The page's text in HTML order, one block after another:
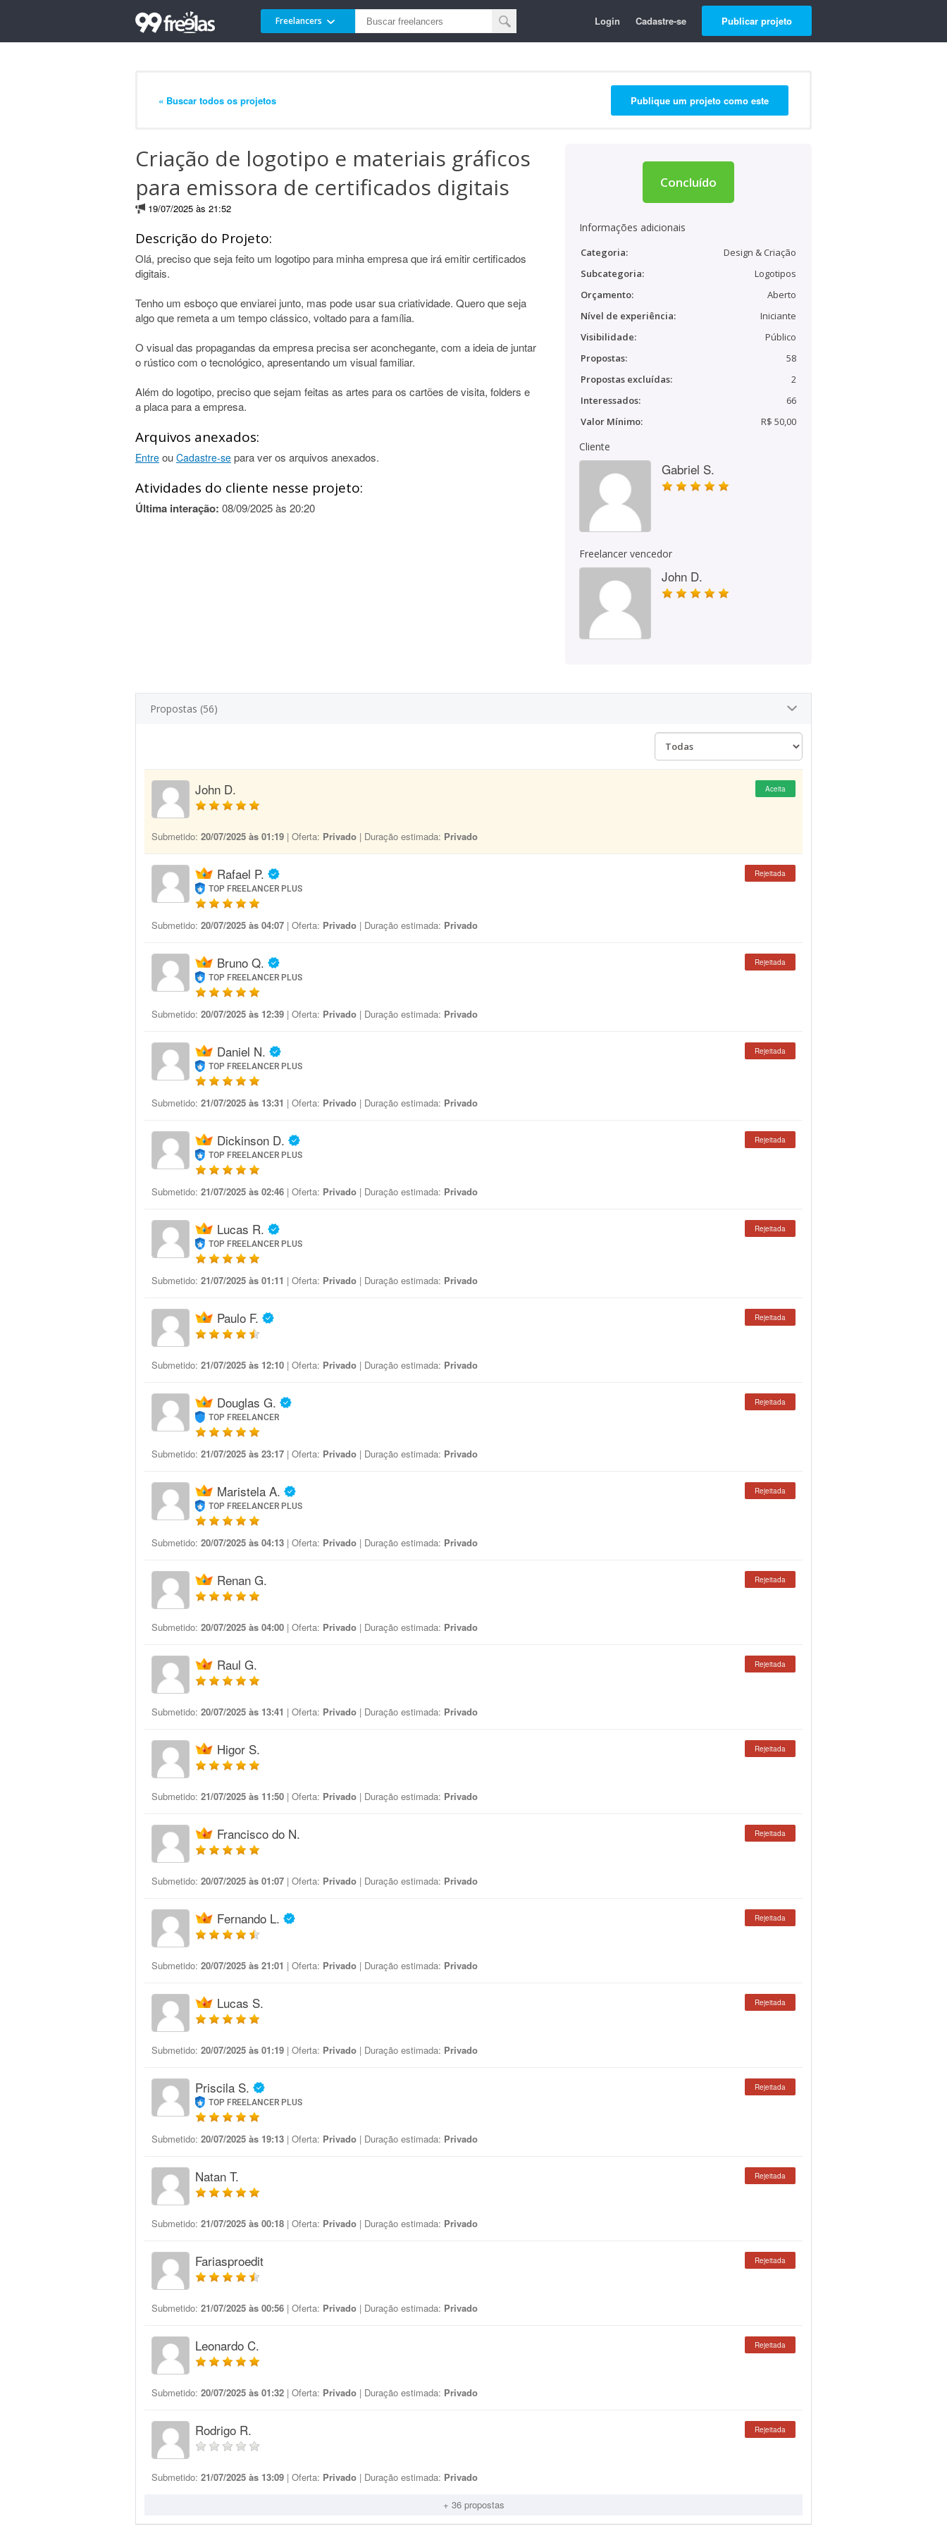
Freelancers Login Cadastre-se Publicar projeto
« Buscar todos os projetos Publique um projeto como este
Criação de logotipo e materiais gráficos
para emissora de certificados digitais
19/07/2025 às 21:52
Descrição do Projeto:
Olá, preciso que seja feito um logotipo para minha empresa que irá emitir certificados
digitais.
Tenho um esboço que enviarei junto, mas pode usar sua criatividade. Quero que seja
algo que remeta a um tempo clássico, voltado para a família.
O visual das propagandas da empresa precisa ser aconchegante, com a ideia de juntar
o rústico com o tecnológico, apresentando um visual familiar.
Além do logotipo, preciso que sejam feitas as artes para os cartões de visita, folders e
a placa para a empresa.
Arquivos anexados:
Entre ou Cadastre-se para ver os arquivos anexados.
Atividades do cliente nesse projeto:
Última interação: 08/09/2025 às 20:20
Concluído
Informações adicionais
Categoria:
Design & Criação
Subcategoria:
Logotipos
Orçamento:
Aberto
Nível de experiência:
Iniciante
Visibilidade:
Público
Propostas:
58
Propostas excluídas:
2
Interessados:
66
Valor Mínimo:
R$ 50,00
Cliente
Gabriel S.
Freelancer vencedor
John D.
Propostas (56)
John D. Aceita
Submetido: 20/07/2025 às 01:19 | Oferta: Privado | Duração estimada: Privado
Rafael P.
TOP FREELANCER PLUS
Rejeitada
Submetido: 20/07/2025 às 04:07 | Oferta: Privado | Duração estimada: Privado
Bruno Q.
TOP FREELANCER PLUS
Rejeitada
Submetido: 20/07/2025 às 12:39 | Oferta: Privado | Duração estimada: Privado
Daniel N.
TOP FREELANCER PLUS
Rejeitada
Submetido: 21/07/2025 às 13:31 | Oferta: Privado | Duração estimada: Privado
Dickinson D.
TOP FREELANCER PLUS
Rejeitada
Submetido: 21/07/2025 às 02:46 | Oferta: Privado | Duração estimada: Privado
Lucas R.
TOP FREELANCER PLUS
Rejeitada
Submetido: 21/07/2025 às 01:11 | Oferta: Privado | Duração estimada: Privado
Paulo F. Rejeitada
Submetido: 21/07/2025 às 12:10 | Oferta: Privado | Duração estimada: Privado
Douglas G.
TOP FREELANCER
Rejeitada
Submetido: 21/07/2025 às 23:17 | Oferta: Privado | Duração estimada: Privado
Maristela A.
TOP FREELANCER PLUS
Rejeitada
Submetido: 20/07/2025 às 04:13 | Oferta: Privado | Duração estimada: Privado
Renan G. Rejeitada
Submetido: 20/07/2025 às 04:00 | Oferta: Privado | Duração estimada: Privado
Raul G. Rejeitada
Submetido: 20/07/2025 às 13:41 | Oferta: Privado | Duração estimada: Privado
Higor S. Rejeitada
Submetido: 21/07/2025 às 11:50 | Oferta: Privado | Duração estimada: Privado
Francisco do N. Rejeitada
Submetido: 20/07/2025 às 01:07 | Oferta: Privado | Duração estimada: Privado
Fernando L. Rejeitada
Submetido: 20/07/2025 às 21:01 | Oferta: Privado | Duração estimada: Privado
Lucas S. Rejeitada
Submetido: 20/07/2025 às 01:19 | Oferta: Privado | Duração estimada: Privado
Priscila S.
TOP FREELANCER PLUS
Rejeitada
Submetido: 20/07/2025 às 19:13 | Oferta: Privado | Duração estimada: Privado
Natan T. Rejeitada
Submetido: 21/07/2025 às 00:18 | Oferta: Privado | Duração estimada: Privado
Fariasproedit Rejeitada
Submetido: 21/07/2025 às 00:56 | Oferta: Privado | Duração estimada: Privado
Leonardo C. Rejeitada
Submetido: 20/07/2025 às 01:32 | Oferta: Privado | Duração estimada: Privado
Rodrigo R. Rejeitada
Submetido: 21/07/2025 às 13:09 | Oferta: Privado | Duração estimada: Privado
+ 36 propostas